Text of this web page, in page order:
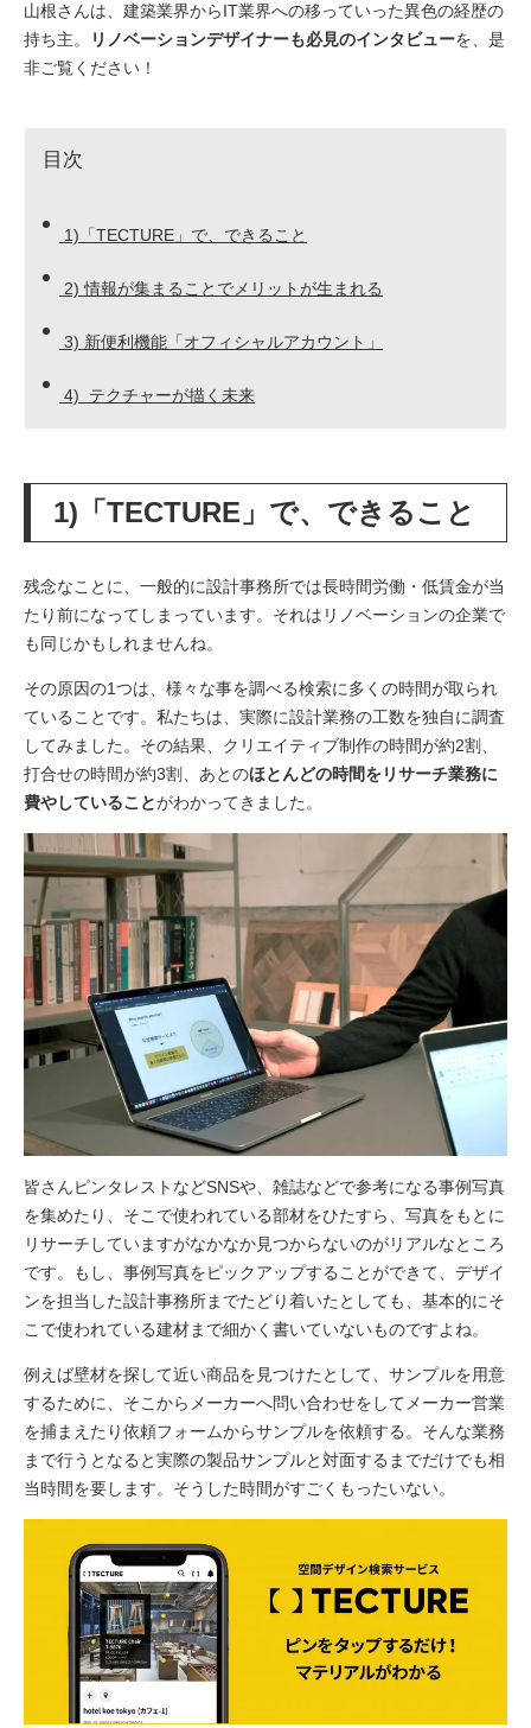
山根さんは、建築業界からIT業界への移っていった異色の経歴の
持ち主。
リノベーションデザイナーも必見のインタビューを、是
非ご覧ください！
目次
1)「TECTURE」で、できること
2) 情報が集まることでメリットが生まれる
3) 新便利機能「オフィシャルアカウント」
4) テクチャーが描く未来
1)「TECTURE」で、できること
残念なことに、一般的に設計事務所では長時間労働・低賃金が当
たり前になってしまっています。それはリノベーションの企業で
も同じかもしれませんね。
その原因の1つは、様々な事を調べる検索に多くの時間が取られ
ていることです。私たちは、実際に設計業務の工数を独自に調査
してみました。その結果、クリエイティブ制作の時間が約2割、
打合せの時間が約3割、あとのほとんどの時間をリサーチ業務に
費やしていることがわかってきました。
皆さんピンタレストなどSNSや、雑誌などで参考になる事例写真
を集めたり、そこで使われている部材をひたすら、写真をもとに
リサーチしていますがなかなか見つからないのがリアルなところ
です。もし、事例写真をピックアップすることができて、デザイ
ンを担当した設計事務所までたどり着いたとしても、基本的にそ
こで使われている建材まで細かく書いていないものですよね。
例えば壁材を探して近い商品を見つけたとして、サンプルを用意
するために、そこからメーカーへ問い合わせをしてメーカー営業
を捕まえたり依頼フォームからサンプルを依頼する。そんな業務
まで行うとなると実際の製品サンプルと対面するまでだけでも相
当時間を要します。そうした時間がすごくもったいない。